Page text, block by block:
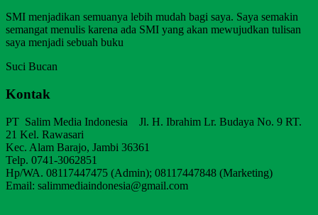
SMI menjadikan semuanya lebih mudah bagi saya. Saya semakin
semangat menulis karena ada SMI yang akan mewujudkan tulisan
saya menjadi sebuah buku
Suci Bucan
Kontak
PT Salim Media Indonesia Jl. H. Ibrahim Lr. Budaya No. 9 RT.
21 Kel. Rawasari
Kec. Alam Barajo, Jambi 36361
Telp. 0741-3062851
Hp/WA. 08117447475 (Admin); 08117447848 (Marketing)
Email: salimmediaindonesia@gmail.com